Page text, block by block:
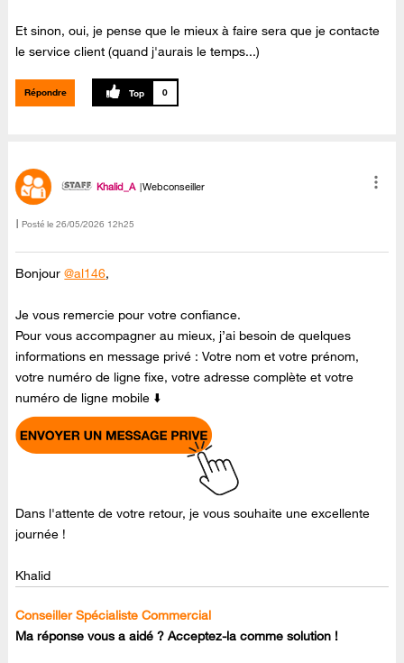
Et sinon, oui, je pense que le mieux à faire sera que je contacte
le service client (quand j'aurais le temps...)
Répondre 0
Khalid_A Webconseiller
Posté le ‎26/05/2026 12h25
Bonjour@al146,
Je vous remercie pour votre confiance.
Pour vous accompagner au mieux, j’ai besoin de quelques
informations en message privé : Votre nom et votre prénom,
votre numéro de ligne fixe, votre adresse complète et votre
numéro de ligne mobile ⬇️
Dans l'attente de votre retour, je vous souhaite une excellente
journée !
Khalid
Conseiller Spécialiste Commercial
Ma réponse vous a aidé ? Acceptez-la comme solution !